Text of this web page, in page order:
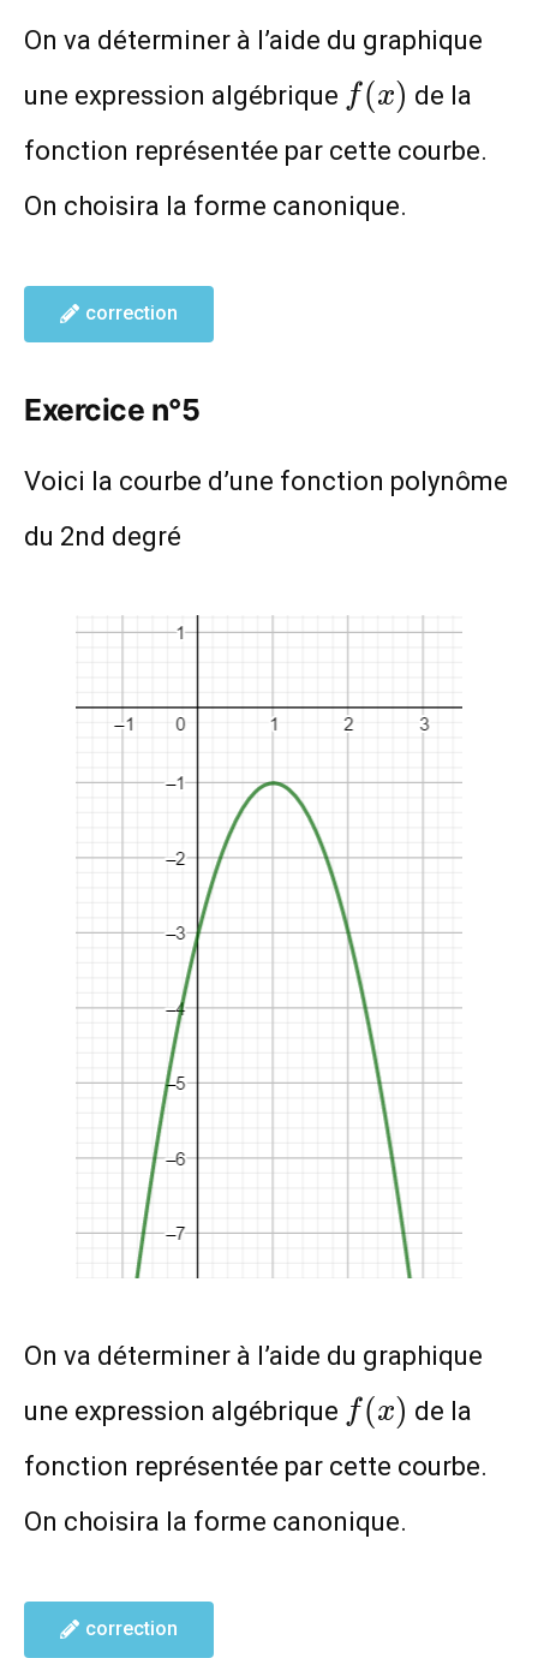
On va déterminer à l’aide du graphique
une expression algébrique f(x)
f (x) de la
fonction représentée par cette courbe.
On choisira la forme canonique.
correction
Exercice n°5
Voici la courbe d’une fonction polynôme
du 2nd degré
On va déterminer à l’aide du graphique
une expression algébrique f(x)
f (x) de la
fonction représentée par cette courbe.
On choisira la forme canonique.
correction